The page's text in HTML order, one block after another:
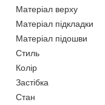
Матеріал верху
Матеріал підкладки
Матеріал підошви
Стиль
Колір
Застібка
Стан